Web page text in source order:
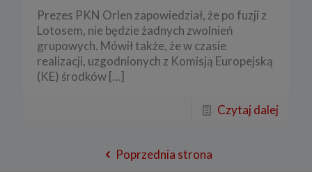
Prezes PKN Orlen zapowiedział, że po fuzji z
Lotosem, nie będzie żadnych zwolnień
grupowych. Mówił także, że w czasie
realizacji, uzgodnionych z Komisją Europejską
(KE) środków[…]
Czytaj dalej
Poprzednia strona